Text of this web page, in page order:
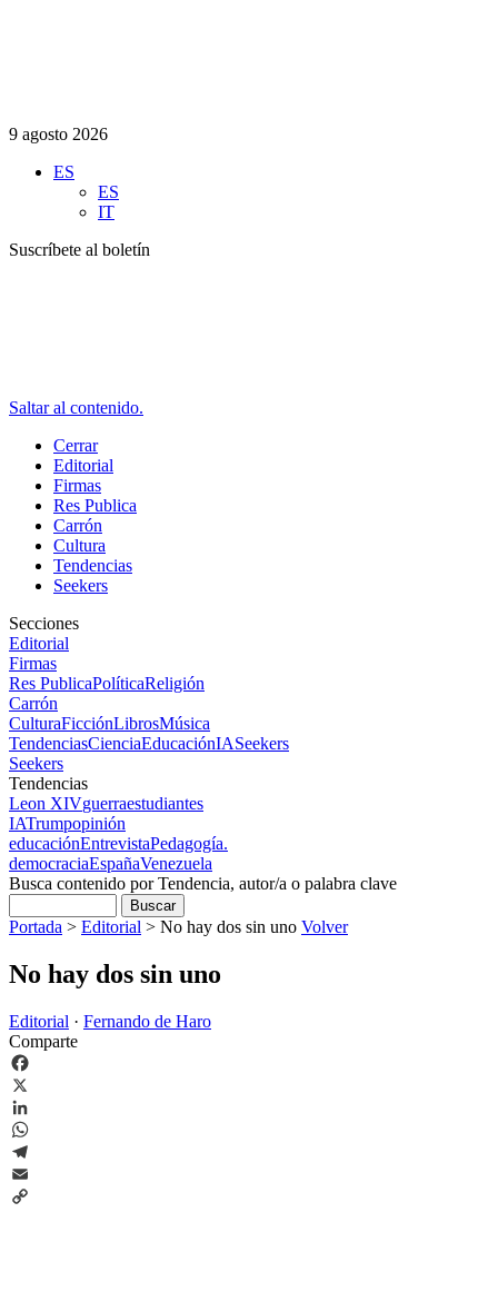
9 agosto 2026
ES
ES
IT
Suscríbete al boletín
Saltar al contenido.
Cerrar
Editorial
Firmas
Res Publica
Carrón
Cultura
Tendencias
Seekers
Secciones
Editorial
Firmas
Res PublicaPolíticaReligión
Carrón
CulturaFicciónLibrosMúsica
TendenciasCienciaEducaciónIASeekers
Seekers
Tendencias
Leon XIVguerraestudiantes
IATrumpopinión
educaciónEntrevistaPedagogía.
democraciaEspañaVenezuela
Busca contenido por Tendencia, autor/a o palabra clave
Portada > Editorial > No hay dos sin uno Volver
No hay dos sin uno
Editorial · Fernando de Haro
Comparte
Facebook
X
LinkedIn
WhatsApp
Telegram
Email